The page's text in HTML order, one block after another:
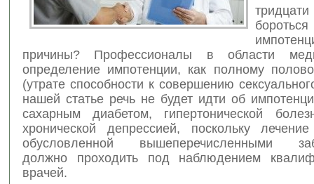
причины? Профессионалы в области
определение импотенции, как полному
(утрате способности к совершению
нашей статье речь не будет идти об
сахарным диабетом, гипертонической
хронической депрессией, поскольку
обусловленной вышеперечисленными
должно проходить под наблюдением
врачей.